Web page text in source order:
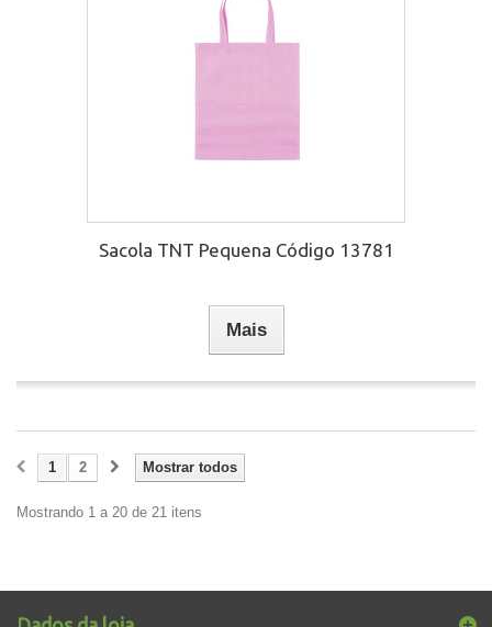
Sacola TNT Pequena Código 13781
Mais
Mostrar todos
1 2
Mostrando 1 a 20 de 21 itens